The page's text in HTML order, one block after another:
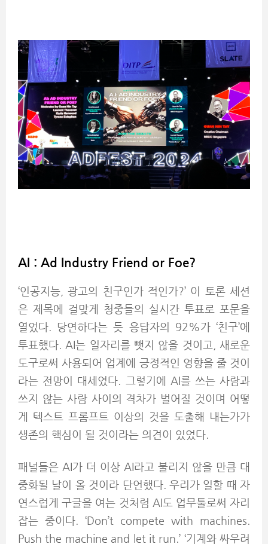
AI : Ad Industry Friend or Foe?
‘인공지능, 광고의 친구인가 적인가?’ 이 토론 세션
은 제목에 걸맞게 청중들의 실시간 투표로 포문을
열었다. 당연하다는 듯 응답자의 92%가 ‘친구’에
투표했다. AI는 일자리를 뺏지 않을 것이고, 새로운
도구로써 사용되어 업계에 긍정적인 영향을 줄 것이
라는 전망이 대세였다. 그렇기에 AI를 쓰는 사람과
쓰지 않는 사람 사이의 격차가 벌어질 것이며 어떻
게 텍스트 프롬프트 이상의 것을 도출해 내는가가
생존의 핵심이 될 것이라는 의견이 있었다.
패널들은 AI가 더 이상 AI라고 불리지 않을 만큼 대
중화될 날이 올 것이라 단언했다. 우리가 일할 때 자
연스럽게 구글을 여는 것처럼 AI도 업무툴로써 자리
잡는 중이다. ‘Don’t compete with machines.
Push the machine and let it run.’ ‘기계와 싸우려